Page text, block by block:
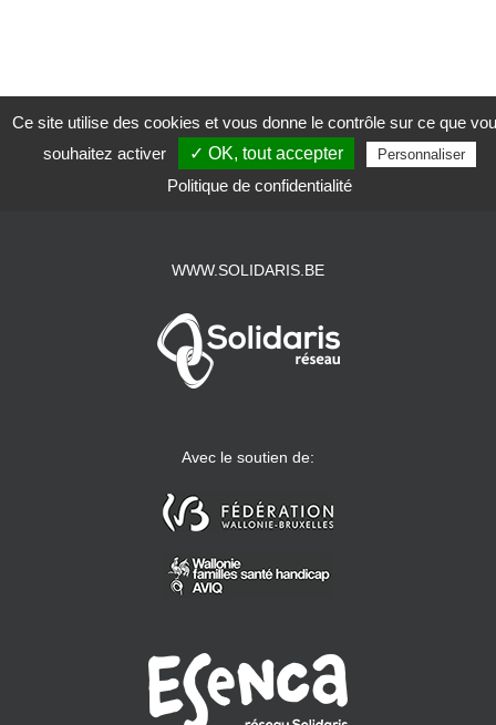
WWW.SOLIDARIS.BE
Avec le soutien de:
Ce site utilise des cookies et vous donne le contrôle sur ce que
souhaitez activer
✓ OK, tout accepter Personnaliser
Politique de confidentialité